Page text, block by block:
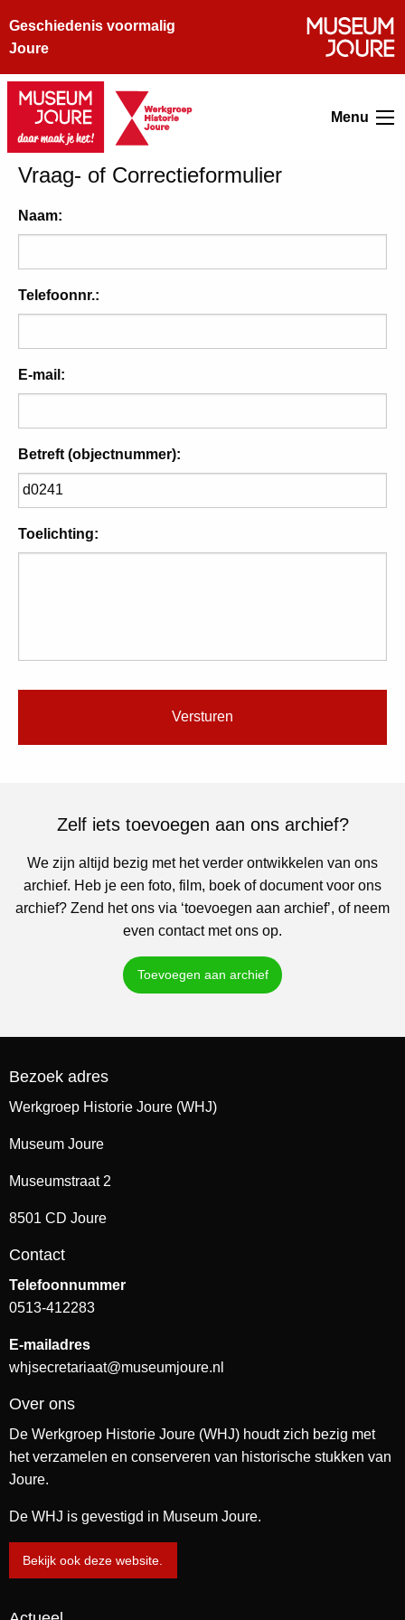
Geschiedenis voormalig
Joure
Menu
Vraag- of Correctieformulier
Naam:
Telefoonnr.:
E-mail:
Betreft (objectnummer):
Toelichting:
Zelf iets toevoegen aan ons archief?
We zijn altijd bezig met het verder ontwikkelen van ons
archief. Heb je een foto, film, boek of document voor ons
archief? Zend het ons via ‘toevoegen aan archief’, of neem
even contact met ons op.
Toevoegen aan archief
Bezoek adres
Werkgroep Historie Joure (WHJ)
Museum Joure
Museumstraat 2
8501 CD Joure
Contact
Telefoonnummer
0513-412283
E-mailadres
whjsecretariaat@museumjoure.nl
Over ons
De Werkgroep Historie Joure (WHJ) houdt zich bezig met
het verzamelen en conserveren van historische stukken van
Joure.
De WHJ is gevestigd in Museum Joure.
Bekijk ook deze website.